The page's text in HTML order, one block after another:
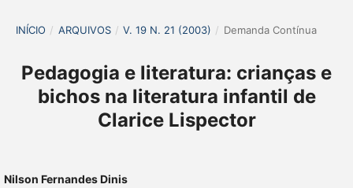
INÍCIO / ARQUIVOS / V. 19 N. 21 (2003) / Demanda Contínua
Pedagogia e literatura: crianças e
bichos na literatura infantil de
Clarice Lispector
Nilson Fernandes Dinis